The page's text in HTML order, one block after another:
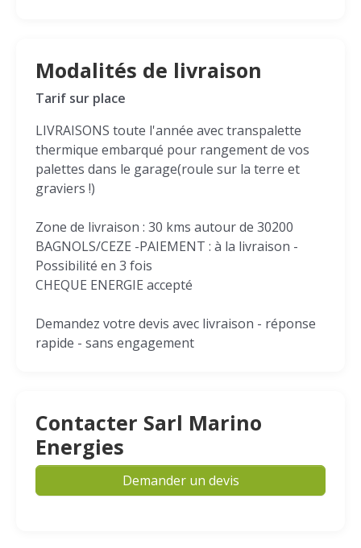
Modalités de livraison
Tarif sur place
LIVRAISONS toute l'année avec transpalette
thermique embarqué pour rangement de vos
palettes dans le garage(roule sur la terre et
graviers !)
Zone de livraison : 30 kms autour de 30200
BAGNOLS/CEZE -PAIEMENT : à la livraison -
Possibilité en 3 fois
CHEQUE ENERGIE accepté
Demandez votre devis avec livraison - réponse
rapide - sans engagement
Contacter Sarl Marino
Energies
Demander un devis